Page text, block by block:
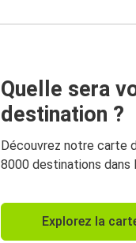
Quelle sera
destination ?
Découvrez notre carte
8000 destinations dans
Explorez la